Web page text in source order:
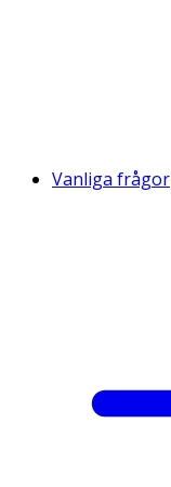
Vanliga frågor